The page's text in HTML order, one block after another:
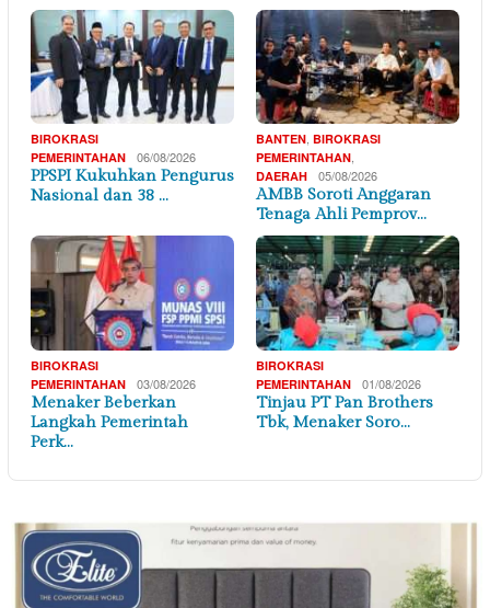
BIROKRASI
PEMERINTAHAN
06/08/2026
PPSPI Kukuhkan Pengurus
Nasional dan 38 …
BANTEN, BIROKRASI
PEMERINTAHAN,
DAERAH 05/08/2026
AMBB Soroti Anggaran
Tenaga Ahli Pemprov…
BIROKRASI
PEMERINTAHAN
03/08/2026
Menaker Beberkan
Langkah Pemerintah
Perk…
BIROKRASI
PEMERINTAHAN
01/08/2026
Tinjau PT Pan Brothers
Tbk, Menaker Soro…